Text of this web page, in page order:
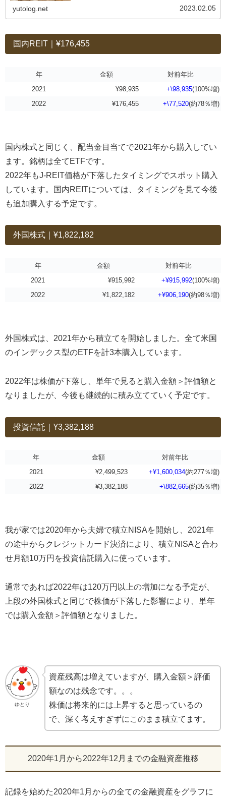
yutolog.net 2023.02.05
国内REIT｜¥176,455
年 金額
対前年比
2021
¥98,935 +\98,935(100%増)
2022
¥176,455 +\77,520(約78％増)
国内株式と同じく、配当金目当てで2021年から購入してい
ます。銘柄は全てETFです。
2022年もJ-REIT価格が下落したタイミングでスポット購入
しています。国内REITについては、タイミングを見て今後
も追加購入する予定です。
外国株式｜¥1,822,182
年 金額
対前年比
2021
¥915,992 +¥915,992(100%増)
2022
¥1,822,182 +¥906,190(約98％増)
外国株式は、2021年から積立てを開始しました。 全て米国
のインデックス型のETFを計3本購入しています。
2022年は株価が下落し、単年で見ると購入金額＞評価額と
なりましたが、今後も継続的に積み立てていく予定です。
投資信託｜¥3,382,188
年 金額
対前年比
2021
¥2,499,523 +¥1,600,034(約277％増)
2022
¥3,382,188 +\882,665(約35％増)
我が家では2020年から夫婦で積立NISAを開始し、2021年
の途中からクレジットカード決済により、積立NISAと合わ
せ月額10万円を投資信託購入に使っています。
通常であれば2022年は120万円以上の増加になる予定が、
上段の外国株式と同じで株価が下落した影響により、単年
では購入金額＞評価額となりました。
ゆとり
資産残高は増えていますが、購入金額＞評価
額なのは残念です。。。
株価は将来的には上昇すると思っているの
で、深く考えすぎずにこのまま積立てます。
2020年1月から2022年12月までの金融資産推移
記録を始めた2020年1月からの全ての金融資産をグラフに